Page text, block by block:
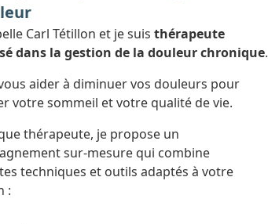
Carl Tétillon et je suis thérapeute
dans la gestion de la douleur chronique.
aider à diminuer vos douleurs pour
votre sommeil et votre qualité de vie.
thérapeute, je propose un
sur-mesure qui combine
techniques et outils adaptés à votre
: